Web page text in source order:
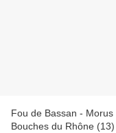
Fou de Bassan -
Bouches du Rhône (13)